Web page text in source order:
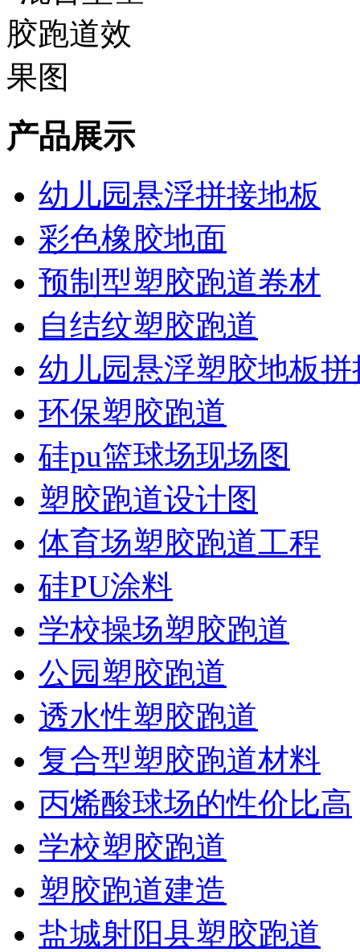
产品展示
幼儿园悬浮拼接地板
彩色橡胶地面
预制型塑胶跑道卷材
自结纹塑胶跑道
幼儿园悬浮塑胶地板
环保塑胶跑道
硅pu篮球场现场图
塑胶跑道设计图
体育场塑胶跑道工程
硅PU涂料
学校操场塑胶跑道
公园塑胶跑道
透水性塑胶跑道
复合型塑胶跑道材料
丙烯酸球场的性价比高
学校塑胶跑道
塑胶跑道建造
盐城射阳县塑胶跑道